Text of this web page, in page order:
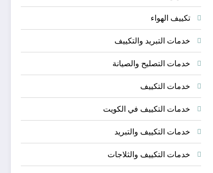
تكييف الهواء
خدمات التبريد والتكييف
خدمات التصليح والصيانة
خدمات التكييف
خدمات التكييف في الكويت
خدمات التكييف والتبريد
خدمات التكييف والثلاجات